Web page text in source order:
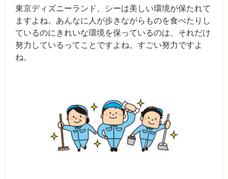
東京ディズニーランド、シーは美しい環境が保たれて
ますよね。あんなに人が歩きながらものを食べたりし
ているのにきれいな環境を保っているのは、それだけ
努力しているってことですよね。すごい努力ですよ
ね。